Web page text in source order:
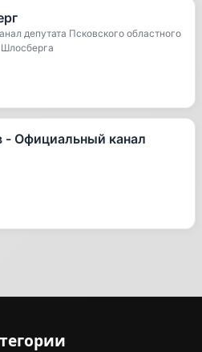
депутата Псковского областного
- Официальный канал